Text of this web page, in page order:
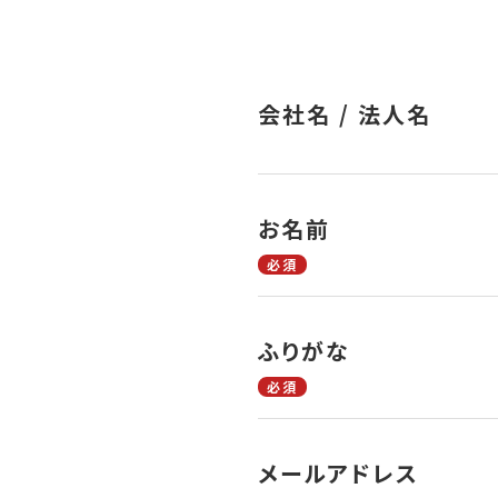
会社名 / 法人名
お名前
必須
ふりがな
必須
メールアドレス